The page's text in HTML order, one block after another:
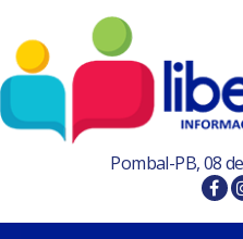
Pombal-PB, 08